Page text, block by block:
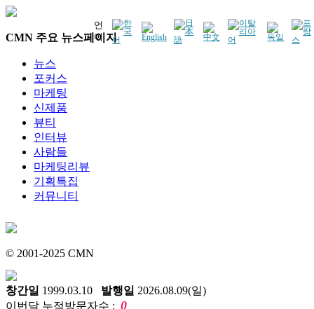
언
어
CMN 주요 뉴스페이지
뉴스
포커스
마케팅
신제품
뷰티
인터뷰
사람들
마케팅리뷰
기획특집
커뮤니티
© 2001-2025 CMN
창간일 1999.03.10 발행일 2026.08.09(일)
이번달 누적방문자수 : 0